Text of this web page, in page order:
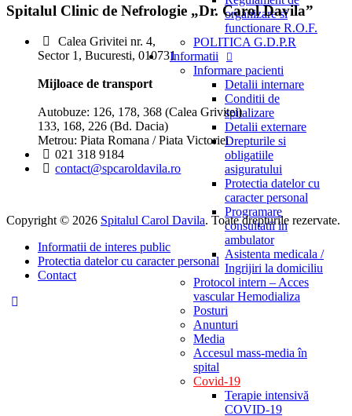
organizare si
functionare R.O.F.
POLITICA G.D.P.R
Informatii
Informare pacienti
Detalii internare
Conditii de
spitalizare
Detalii externare
Drepturile si
obligatiile
asiguratului
Protectia datelor cu
caracter personal
Programare
consultatii in
ambulator
Asistenta medicala /
Ingrijiri la domiciliu
Protocol intern – Acces
vascular Hemodializa
Posturi
Anunturi
Media
Accesul mass-media în
spital
Covid-19
Terapie intensivă
COVID-19
Spitalul Clinic de Nefrologie „Dr. Carol Davila”
Calea Grivitei nr. 4,
Sector 1, Bucuresti, 010731
Mijloace de transport
Autobuze: 126, 178, 368 (Calea Grivitei)
133, 168, 226 (Bd. Dacia)
Metrou: Piata Romana / Piata Victoriei
021 318 9184
contact@spcaroldavila.ro
Copyright © 2026 Spitalul Carol Davila. Toate drepturile rezervate.
Informatii de interes public
Protectia datelor cu caracter personal
Contact